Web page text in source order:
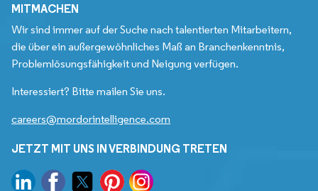
MITMACHEN
Wir sind immer auf der Suche nach talentierten Mitarbeitern,
die über ein außergewöhnliches Maß an Branchenkenntnis,
Problemlösungsfähigkeit und Neigung verfügen.
Interessiert? Bitte mailen Sie uns.
careers@mordorintelligence.com
JETZT MIT UNS IN VERBINDUNG TRETEN